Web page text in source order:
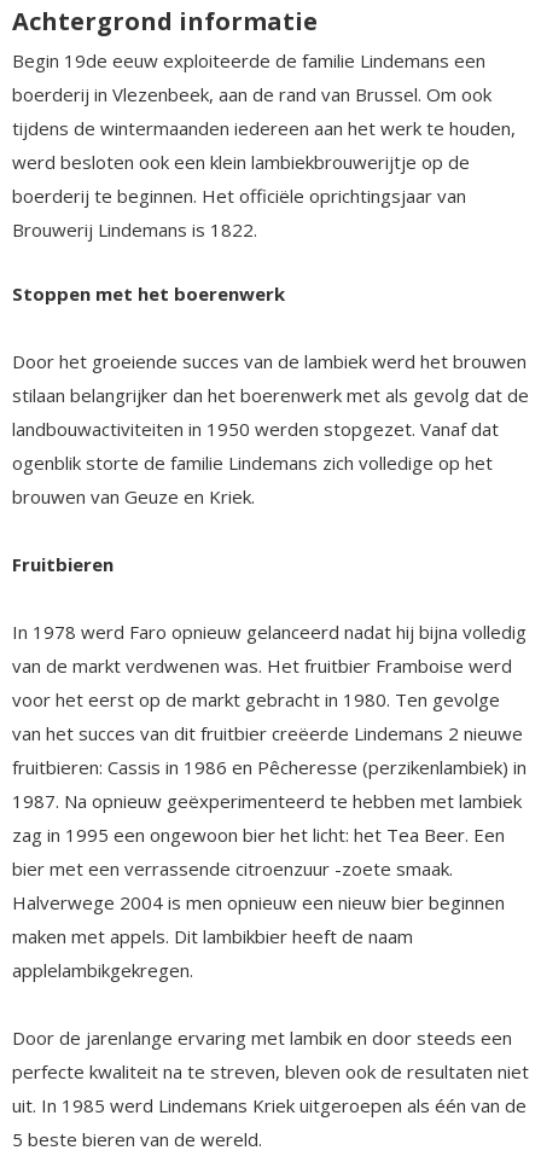
Achtergrond informatie
Begin 19de eeuw exploiteerde de familie Lindemans een
boerderij in Vlezenbeek, aan de rand van Brussel. Om ook
tijdens de wintermaanden iedereen aan het werk te houden,
werd besloten ook een klein lambiekbrouwerijtje op de
boerderij te beginnen. Het officiële oprichtingsjaar van
Brouwerij Lindemans is 1822.
Stoppen met het boerenwerk
Door het groeiende succes van de lambiek werd het brouwen
stilaan belangrijker dan het boerenwerk met als gevolg dat de
landbouwactiviteiten in 1950 werden stopgezet. Vanaf dat
ogenblik storte de familie Lindemans zich volledige op het
brouwen van Geuze en Kriek.
Fruitbieren
In 1978 werd Faro opnieuw gelanceerd nadat hij bijna volledig
van de markt verdwenen was. Het fruitbier Framboise werd
voor het eerst op de markt gebracht in 1980. Ten gevolge
van het succes van dit fruitbier creëerde Lindemans 2 nieuwe
fruitbieren: Cassis in 1986 en Pêcheresse (perzikenlambiek) in
1987. Na opnieuw geëxperimenteerd te hebben met lambiek
zag in 1995 een ongewoon bier het licht: het Tea Beer. Een
bier met een verrassende citroenzuur -zoete smaak.
Halverwege 2004 is men opnieuw een nieuw bier beginnen
maken met appels. Dit lambikbier heeft de naam
applelambikgekregen.
Door de jarenlange ervaring met lambik en door steeds een
perfecte kwaliteit na te streven, bleven ook de resultaten niet
uit. In 1985 werd Lindemans Kriek uitgeroepen als één van de
5 beste bieren van de wereld.